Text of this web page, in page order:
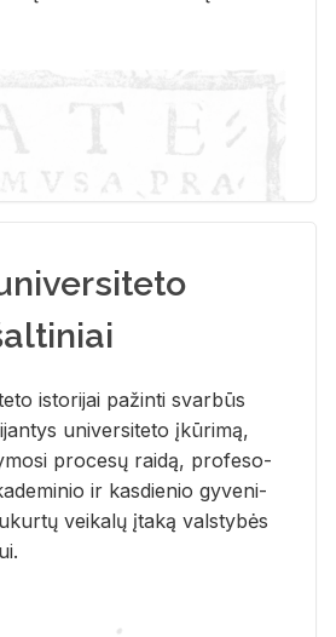
is­to­ri­jai pa­žin­ti svar­būs
uni­ver­si­te­to įkū­ri­mą,
pro­ce­sų rai­dą, pro­fe­so­
ir kas­die­nio gy­ve­ni­
vei­ka­lų įta­ką vals­ty­bės